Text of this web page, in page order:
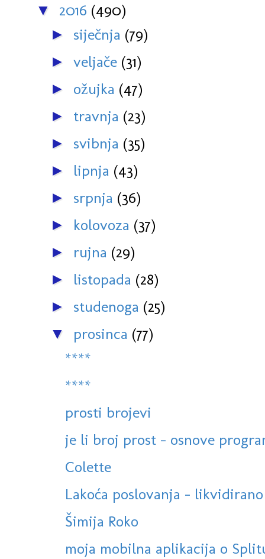
▼ 2016 (490)
► siječnja (79)
► veljače (31)
► ožujka (47)
► travnja (23)
► svibnja (35)
► lipnja (43)
► srpnja (36)
► kolovoza (37)
► rujna (29)
► listopada (28)
► studenoga (25)
▼ prosinca (77)
****
****
prosti brojevi
je li broj prost - osnove
Colette
Lakoća poslovanja - likvidirano
Šimija Roko
moja mobilna aplikacija o